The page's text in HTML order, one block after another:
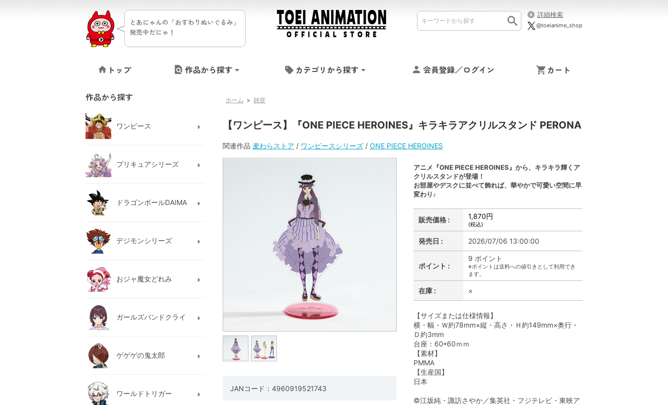
とあにゃんの「おすわりぬいぐるみ」
発売中だにゃ！
詳細検索
@toeianime_shop
トップ 作品から探す カテゴリから探す 会員登録／ログイン カート
ホーム > 雑貨
【ワンピース】『ONE PIECE HEROINES』キラキラアクリルスタンド PERONA
関連作品 麦わらストア / ワンピースシリーズ / ONE PIECE HEROINES
JANコード：4960919521743
アニメ『ONE PIECE HEROINES』から、キラキラ輝くア
クリルスタンドが登場！
お部屋やデスクに並べて飾れば、華やかで可愛い空間に早
変わり♪
販売価格 : 1,870円
(税込)
発売日 : 2026/07/06 13:00:00
ポイント :
9 ポイント
※ポイントは送料への値引きとして利用でき
ます。
在庫 : ×
【サイズまたは仕様情報】
横・幅・Ｗ約78mm×縦・高さ・Ｈ約149mm×奥行・
Ｄ約3mm
台座：60*60ｍｍ
【素材】
PMMA
【生産国】
日本
©江坂純・諏訪さやか／集英社・フジテレビ・東映ア
作品から探す
ワンピース
プリキュアシリーズ
ドラゴンボールDAIMA
デジモンシリーズ
おジャ魔女どれみ
ガールズバンドクライ
ゲゲゲの鬼太郎
ワールドトリガー